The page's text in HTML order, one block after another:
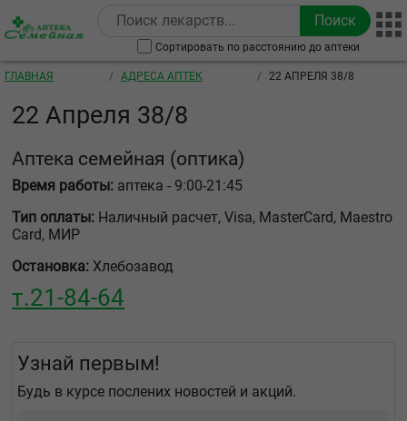
Сортировать по расстоянию до аптеки
Строка навигации
ГЛАВНАЯ АДРЕСА АПТЕК 22 АПРЕЛЯ 38/8
22 Апреля 38/8
Аптека семейная (оптика)
Время работы: аптека - 9:00-21:45
Тип оплаты: Наличный расчет, Visa, MasterCard, Maestro
Card, МИР
Остановка: Хлебозавод
т.21-84-64
Узнай первым!
Будь в курсе послених новостей и акций.